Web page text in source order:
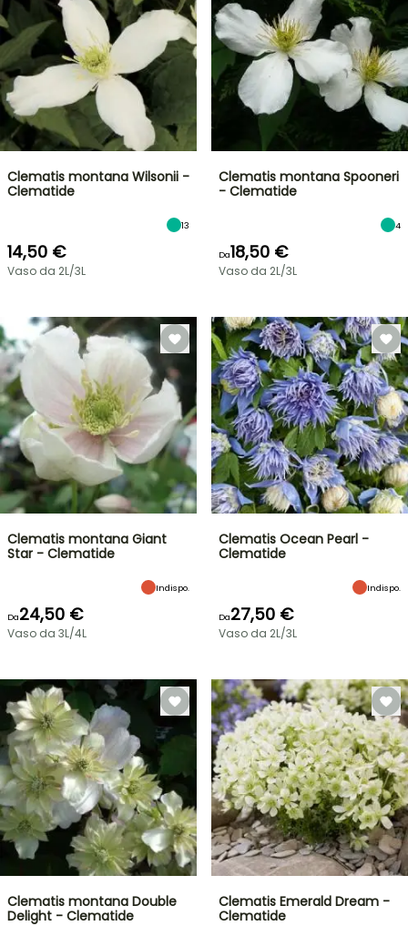
Clematis montana Wilsonii -
Clematide
13
14,50 €
Vaso da 2L/3L
Clematis montana Spooneri
- Clematide
4
Da18,50 €
Vaso da 2L/3L
Clematis montana Giant
Star - Clematide
Indispo.
Da24,50 €
Vaso da 3L/4L
Clematis Ocean Pearl -
Clematide
Indispo.
Da27,50 €
Vaso da 2L/3L
Clematis montana Double
Delight - Clematide
Clematis Emerald Dream -
Clematide